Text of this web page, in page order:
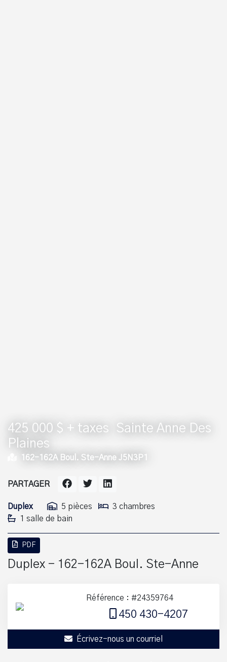
425 000 $ + taxes
Sainte Anne Des
Plaines
162-162A Boul. Ste-Anne J5N3P1
Duplex 5 pièces
3 chambres
1 salle de bain
PARTAGER
PDF
Duplex - 162-162A Boul. Ste-Anne
Référence : #24359764
450 430-4207
Écrivez-nous un courriel